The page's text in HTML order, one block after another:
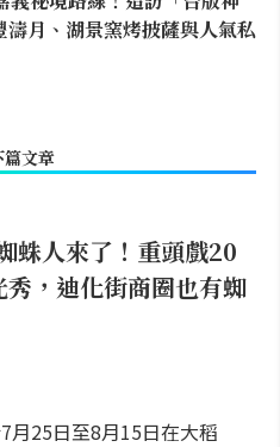
濤月、湖景窯烤披薩與人氣私
篇文章
蛛人來了！重頭戲20
，迪化街商圈也有蜘
月25日至8月15日在大稻